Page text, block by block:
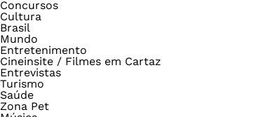
Concursos
Cultura
Brasil
Mundo
Entretenimento
Cineinsite / Filmes em Cartaz
Entrevistas
Turismo
Saúde
Zona Pet